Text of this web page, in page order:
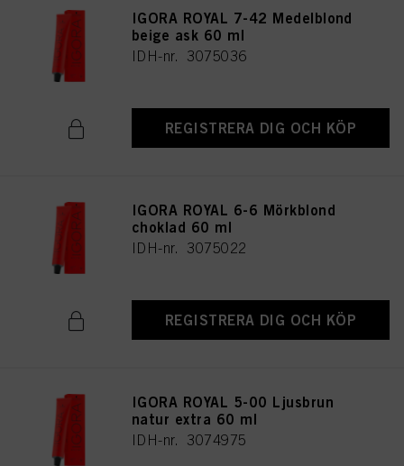
IGORA ROYAL 7-42 Medelblond
beige ask 60 ml
IDH-nr. 3075036
REGISTRERA DIG OCH KÖP
IGORA ROYAL 6-6 Mörkblond
choklad 60 ml
IDH-nr. 3075022
REGISTRERA DIG OCH KÖP
IGORA ROYAL 5-00 Ljusbrun
natur extra 60 ml
IDH-nr. 3074975
ovan angivna ändamål. Om du klickar på ”Avvisa” används endast cookies
som är tekniskt nödvändiga för att tillhandahålla denna webbplats.